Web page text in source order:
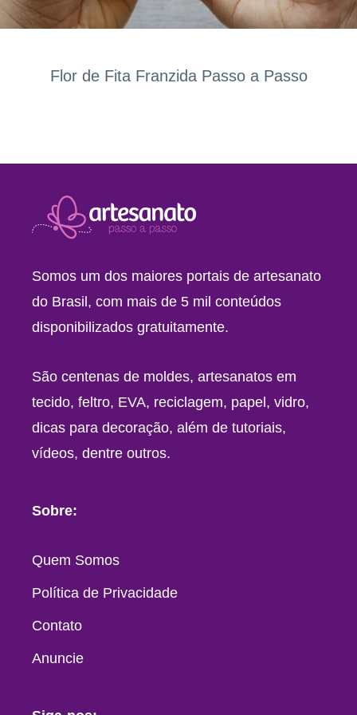
Flor de Fita Franzida Passo a Passo
Somos um dos maiores portais de artesanato
do Brasil, com mais de 5 mil conteúdos
disponibilizados gratuitamente.
São centenas de moldes, artesanatos em
tecido, feltro, EVA, reciclagem, papel, vidro,
dicas para decoração, além de tutoriais,
vídeos, dentre outros.
Sobre:
Quem Somos
Política de Privacidade
Contato
Anuncie